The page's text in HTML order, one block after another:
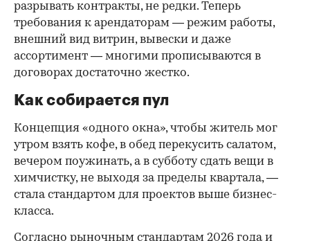
разрывать контракты, не редки. Теперь
требования к арендаторам — режим работы,
внешний вид витрин, вывески и даже
ассортимент — многими прописываются в
договорах достаточно жестко.
Как собирается пул
Концепция «одного окна», чтобы житель мог
утром взять кофе, в обед перекусить салатом,
вечером поужинать, а в субботу сдать вещи в
химчистку, не выходя за пределы квартала, —
стала стандартом для проектов выше бизнес-
класса.
Согласно рыночным стандартам 2026 года и